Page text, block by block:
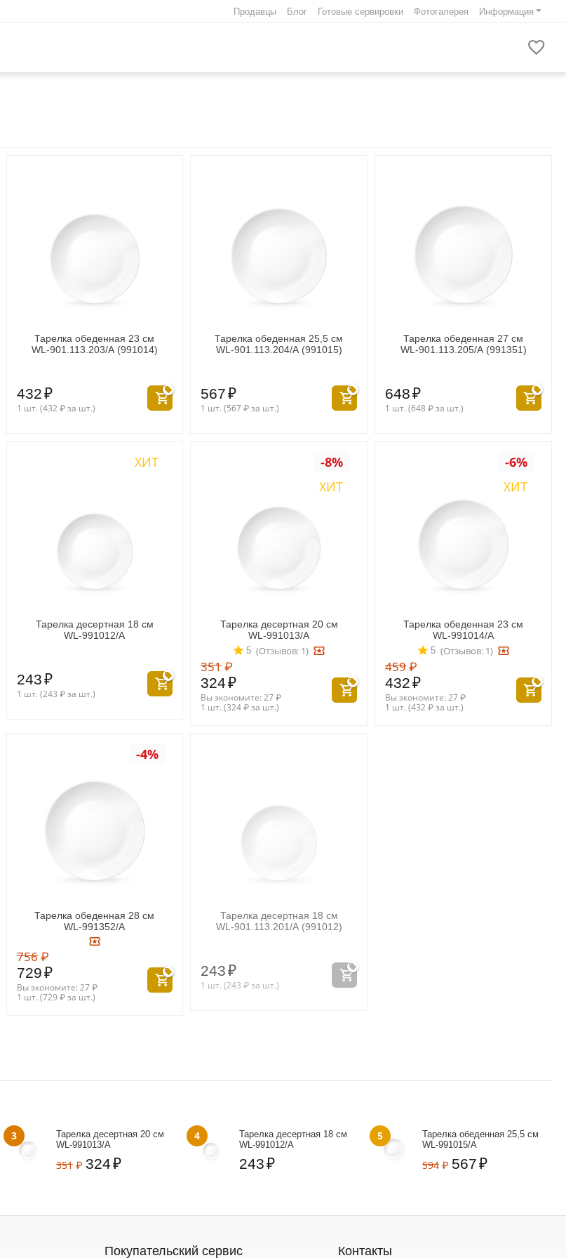
Продавцы Блог Готовые сервировки Фотогалерея Информация
Тарелка обеденная 23 см
WL‑901.113.203/A (991014)
432₽
1 шт. (432 ₽за шт.)
Тарелка обеденная 25,5 см
WL‑901.113.204/A (991015)
567₽
1 шт. (567₽за шт.)
Тарелка обеденная 27 см
WL‑901.113.205/A (991351)
648₽
1 шт. (648 ₽за шт.)
ХИТ
Тарелка десертная 18 см
WL‑991012/A
243₽
1 шт. (243 ₽за шт.)
-8%
ХИТ
Тарелка десертная 20 см
WL‑991013/A
(Отзывов: 1)
5
351₽
324₽
Вы экономите:27₽
1 шт. (324₽за шт.)
-6%
ХИТ
Тарелка обеденная 23 см
WL‑991014/A
(Отзывов: 1)
5
459₽
432₽
Вы экономите:27₽
1 шт. (432 ₽за шт.)
-4%
Тарелка обеденная 28 см
WL‑991352/A
756₽
729₽
Вы экономите: 27₽
1 шт. (729 ₽за шт.)
Тарелка десертная 18 см
WL‑901.113.201/A (991012)
243₽
1 шт. (243 ₽за шт.)
3
Тарелка десертная 20 см
WL‑991013/A
351 ₽ 324₽
4
Тарелка десертная 18 см
WL‑991012/A
243₽
5
Тарелка обеденная 25,5 см
WL‑991015/A
594 ₽ 567₽
Покупательский сервис Контакты